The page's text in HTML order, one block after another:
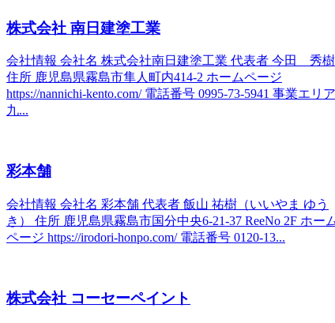
株式会社 南日建塗工業
会社情報 会社名 株式会社南日建塗工業 代表者 今田 秀樹
住所 鹿児島県霧島市隼人町内414-2 ホームページ
https://nannichi-kento.com/ 電話番号 0995-73-5941 事業エリア
九...
彩本舗
会社情報 会社名 彩本舗 代表者 飯山 祐樹（いいやま ゆう
き） 住所 鹿児島県霧島市国分中央6-21-37 ReeNo 2F ホー
ページ https://irodori-honpo.com/ 電話番号 0120-13...
株式会社 コーセーペイント